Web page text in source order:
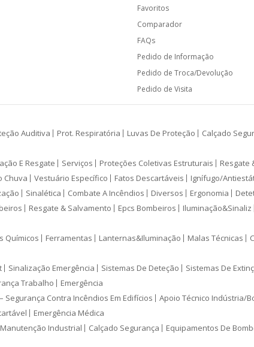
Favoritos
Comparador
FAQs
Pedido de Informação
Pedido de Troca/Devolução
Pedido de Visita
Auditiva Prot. Respiratória Luvas De Proteção Calçado
E Resgate Serviços Proteções Coletivas Estruturais Resgate
Chuva Vestuário Específico Fatos Descartáveis Ignífugo/
Sinalética Combate A Incêndios Diversos Ergonomia
Resgate & Salvamento Epcs Bombeiros Iluminação&Sinaliz
Químicos Ferramentas Lanternas&Iluminação Malas Técnicas
Sinalização Emergência Sistemas De Deteção Sistemas De
Trabalho Emergência
Segurança Contra Incêndios Em Edifícios Apoio Técnico Indústria/
Emergência Médica
Industrial Calçado Segurança Equipamentos De